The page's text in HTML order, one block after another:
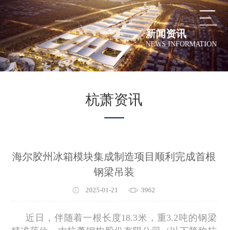
新闻资讯
NEWS INFORMATION
杭萧资讯
海尔胶州冰箱模块集成制造项目顺利完成首根
钢梁吊装
2025-01-21 3962
近日，伴随着一根长度18.3米，重3.2吨的钢梁